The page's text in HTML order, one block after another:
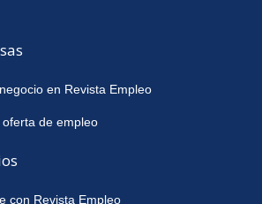
en Revista Empleo
de empleo
con Revista Empleo